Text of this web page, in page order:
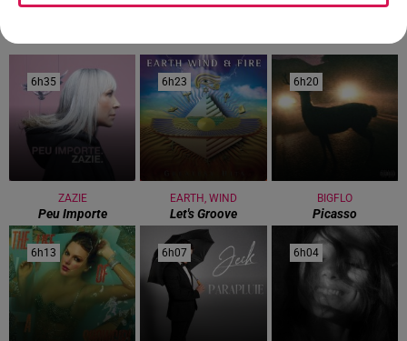
LES DERNIERS HITS
6h35
6h35
ZAZIE
Peu Importe
6h23
6h23
EARTH, WIND
Let's Groove
6h20
6h20
BIGFLO
Picasso
6h13
6h13 6h07
6h07 6h04
6h04